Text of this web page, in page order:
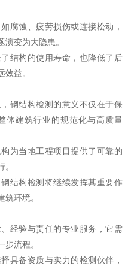
腐蚀、疲劳损伤或连接松动，
变为大隐患。
结构的使用寿命，也降低了后
益。
钢结构检测的意义不仅在于保
体建筑行业的规范化与高质量
为当地工程项目提供了可靠的
结构检测将继续发挥其重要作
环境。
经验与责任的专业服务，它需
流程。
具备资质与实力的检测伙伴，